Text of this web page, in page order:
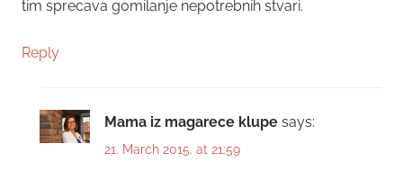
tim sprecava gomilanje nepotrebnih stvari.
Reply
Mama iz magarece klupe says:
21. March 2015. at 21:59